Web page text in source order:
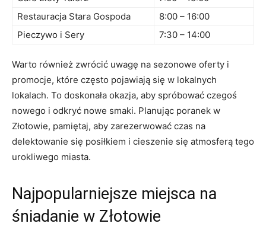
Restauracja Stara Gospoda
8:00 – 16:00
Pieczywo i Sery
7:30 – 14:00
Warto również zwrócić uwagę na sezonowe oferty i
promocje, które często pojawiają się w lokalnych
lokalach. To doskonała okazja, aby spróbować czegoś
nowego i odkryć nowe smaki. Planując poranek w
Złotowie, pamiętaj, aby zarezerwować czas na
delektowanie się posiłkiem i cieszenie się atmosferą tego
urokliwego miasta.
Najpopularniejsze miejsca na
śniadanie w Złotowie